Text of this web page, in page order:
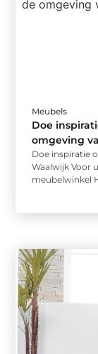
Meubels
Doe
omgeving
Doe inspiratie
Waalwijk Voor
meubelwinkel